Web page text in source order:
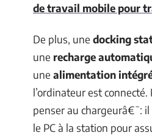
de travail mobile pour
De plus, une docking
une recharge
une alimentation
l’ordinateur est connecté.
penser au chargeurâ€¯:
le PC à la station pour